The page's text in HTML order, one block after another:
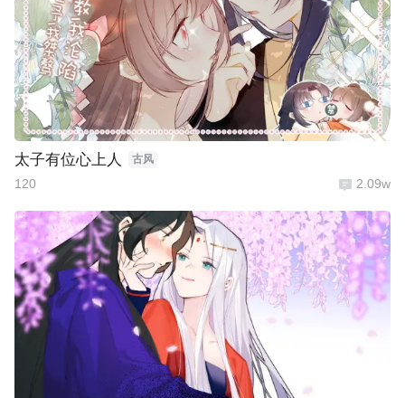
太子有位心上人 古风
120 2.09w